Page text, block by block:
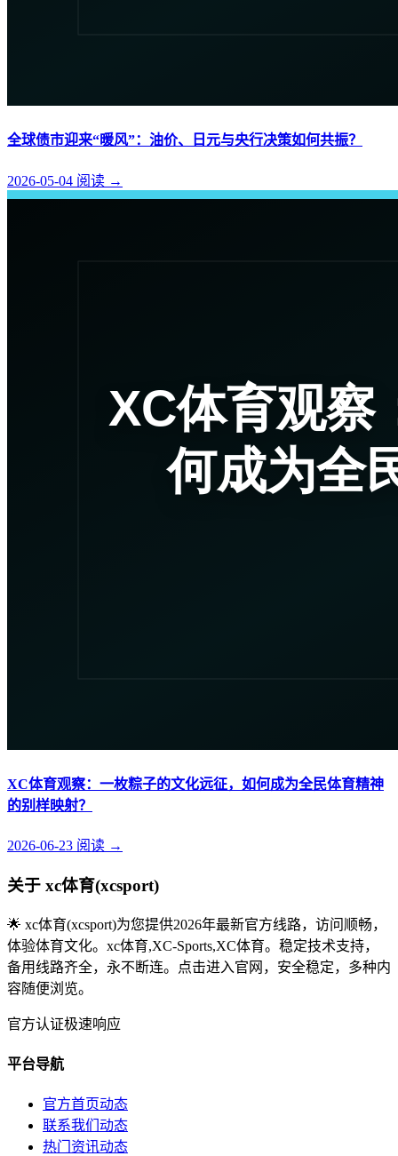
全球债市迎来“暖风”：油价、日元与央行决策如何共振？
2026-05-04 阅读 →
XC体育观察：一枚粽子的文化远征，如何成为全民体育精神
的别样映射？
2026-06-23 阅读 →
关于 xc体育(xcsport)
🌟 xc体育(xcsport)为您提供2026年最新官方线路，访问顺畅，
体验体育文化。xc体育,XC-Sports,XC体育。稳定技术支持，
备用线路齐全，永不断连。点击进入官网，安全稳定，多种内
容随便浏览。
官方认证极速响应
平台导航
官方首页动态
联系我们动态
热门资讯动态